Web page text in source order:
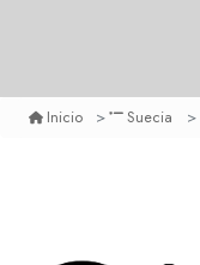
Inicio Suecia